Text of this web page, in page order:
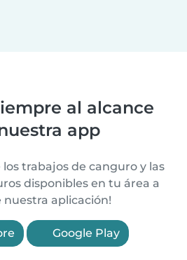
al alcance
app
trabajos de canguro y las
disponibles en tu área a
nuestra aplicación!
Google Play